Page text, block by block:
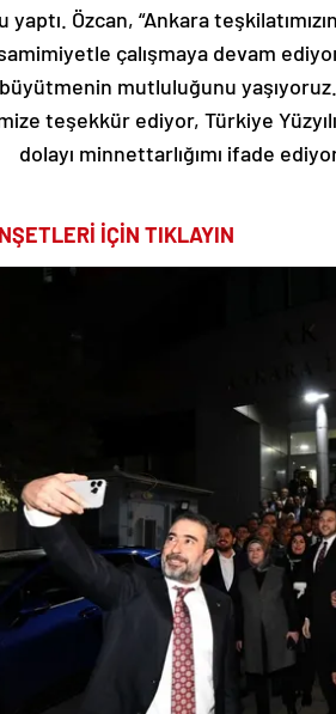
yaptı. Özcan, “Ankara
çalışmaya devam
mutluluğunu
teşekkür ediyor, Türkiye
dolayı minnettarlığımı ifade
İÇİN TIKLAYIN